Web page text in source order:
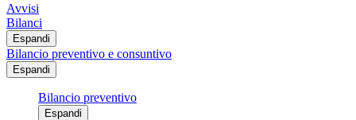
Avvisi
Bilanci
Espandi
Bilancio preventivo e consuntivo
Espandi
Bilancio preventivo
Espandi